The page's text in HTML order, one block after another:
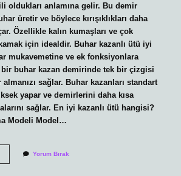
oldukları anlamına gelir. Bu demir
üretir ve böylece kırışıklıkları daha
Özellikle kalın kumaşları ve çok
için idealdir. Buhar kazanlı ütü iyi
mukavemetine ve ek fonksiyonlara
buhar kazan demirinde tek bir çizgisi
sağlar. Buhar kazanları standart
yapar ve demirlerini daha kısa
sağlar. En iyi kazanlı ütü hangisi?
Modeli Model…
Yorum Bırak